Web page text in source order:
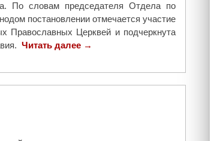
х
п
По словам председателя Отдела по
постановлении отмечается участие
Православных Церквей и подчеркнута
Читать далее "
о
с
→